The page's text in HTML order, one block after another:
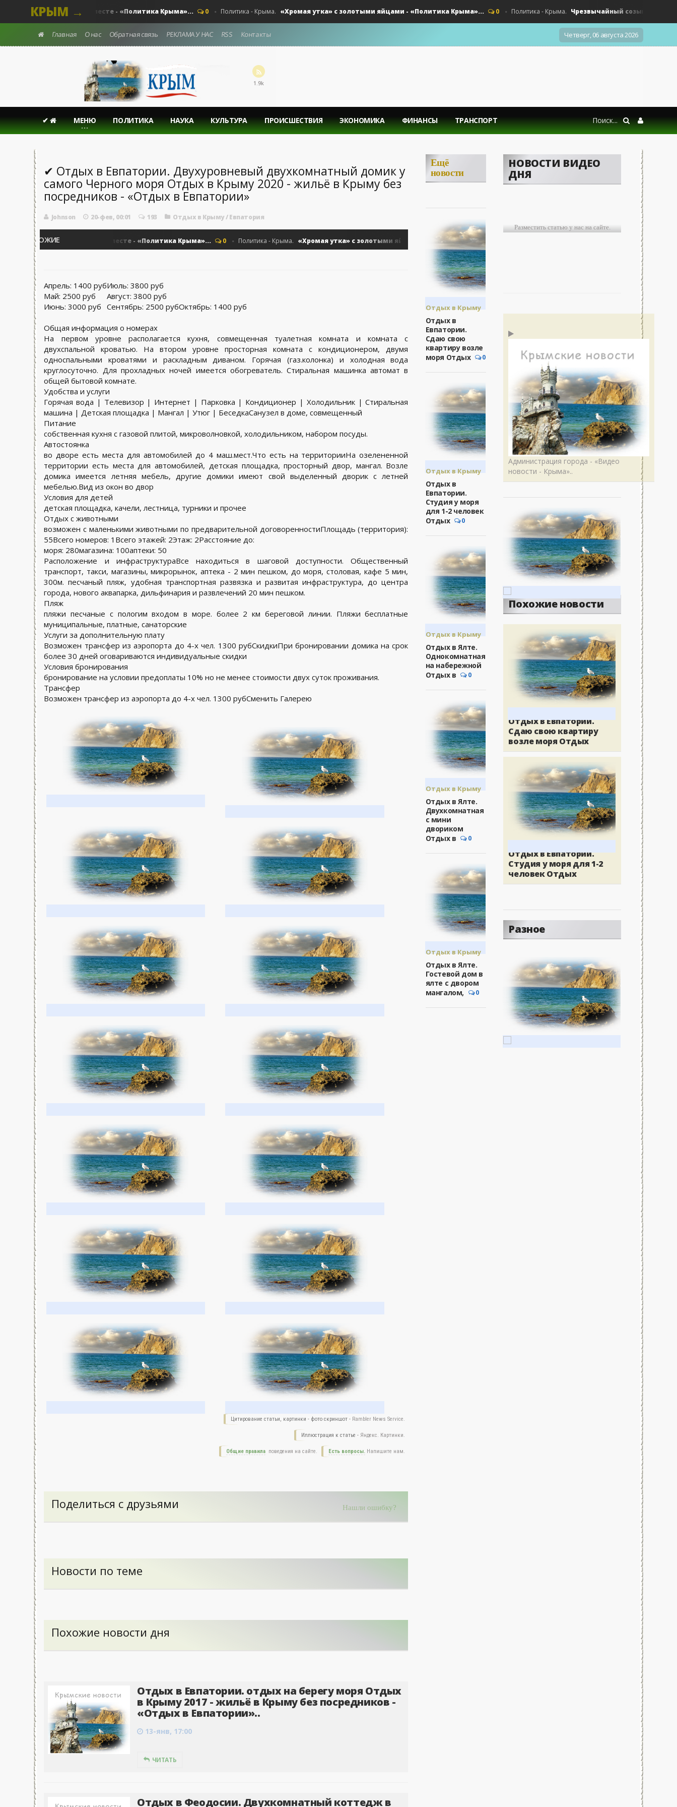
КРЫМ →
Выстоим. Вместе - «Политика Крыма»... 0 Политика - Крыма. «Хромая утка» с золотыми яйцами - «Политика Крыма»... 0 Политика - Крыма. Чрезвычайный созыв - «Политика
Четверг, 06 августа 2026
Главная О нас Обратная связь РЕКЛАМА У НАС RSS Контакты
1.9k
✔ МЕНЮ ПОЛИТИКА НАУКА КУЛЬТУРА ПРОИСШЕСТВИЯ ЭКОНОМИКА ФИНАНСЫ ТРАНСПОРТ
✔ Отдых в Евпатории. Двухуровневый двухкомнатный домик у
самого Черного моря Отдых в Крыму 2020 - жильё в Крыму без
посредников - «Отдых в Евпатории»
Johnson 20-фев, 00:01 193 Отдых в Крыму/Евпатория
ПОХОЖИЕ
- Крыма. Выстоим. Вместе - «Политика Крыма»... 0 Политика - Крыма. «Хромая утка» с золотыми яйцами - «Политика Крыма»... Чрезвычайный созыв -
Апрель: 1400 руб
Май: 2500 руб
Июнь: 3000 руб
Июль: 3800 руб
Август: 3800 руб
Сентябрь: 2500 рубОктябрь: 1400 руб
Общая информация о номерах
На первом уровне располагается кухня, совмещенная туалетная комната и комната с
двухспальной кроватью. На втором уровне просторная комната с кондиционером, двумя
односпальными кроватями и раскладным диваном. Горячая (газ.колонка) и холодная вода
круглосуточно. Для прохладных ночей имеется обогреватель. Стиральная машинка автомат в
общей бытовой комнате.
Удобства и услуги
Горячая вода | Телевизор | Интернет | Парковка | Кондиционер | Холодильник | Стиральная
машина | Детская площадка | Мангал | Утюг | БеседкаСанузел в доме, совмещенный
Питание
собственная кухня с газовой плитой, микроволновкой, холодильником, набором посуды.
Автостоянка
во дворе есть места для автомобилей до 4 маш.мест.Что есть на территорииНа озелененной
территории есть места для автомобилей, детская площадка, просторный двор, мангал. Возле
домика имеется летняя мебель, другие домики имеют свой выделенный дворик с летней
мебелью.Вид из окон во двор
Условия для детей
детская площадка, качели, лестница, турники и прочее
Отдых с животными
возможен с маленькими животными по предварительной договоренностиПлощадь (территория):
55Всего номеров: 1 Всего этажей: 2Этаж: 2Расстояние до:
моря: 280магазина: 100аптеки: 50
Расположение и инфраструктураВсе находиться в шаговой доступности. Общественный
транспорт, такси, магазины, микрорынок, аптека - 2 мин пешком, до моря, столовая, кафе 5 мин,
300м. песчаный пляж, удобная транспортная развязка и развитая инфраструктура, до центра
города, нового аквапарка, дильфинария и развлечений 20 мин пешком.
Пляж
пляжи песчаные с пологим входом в море. более 2 км береговой линии. Пляжи бесплатные
муниципальные, платные, санаторские
Услуги за дополнительную плату
Возможен трансфер из аэропорта до 4-х чел. 1300 рубСкидкиПри бронировании домика на срок
более 30 дней оговариваются индивидуальные скидки
Условия бронирования
бронирование на условии предоплаты 10% но не менее стоимости двух суток проживания.
Трансфер
Возможен трансфер из аэропорта до 4-х чел. 1300 рубСменить Галерею
Цитирование статьи, картинки - фото скриншот - Rambler News Service.
Иллюстрация к статье - Яндекс. Картинки.
Есть вопросы. Напишите нам.
Общие правила поведения на сайте.
Поделиться с друзьями Нашли ошибку?
Новости по теме
Похожие новости дня
Отдых в Евпатории. отдых на берегу моря Отдых
в Крыму 2017 - жильё в Крыму без посредников -
«Отдых в Евпатории»..
13-янв, 17:00
ЧИТАТЬ
Отдых в Феодосии. Двухкомнатный коттедж в
Ещё
новости
Отдых в Крыму
/Евпатория
Отдых в
Евпатории.
Сдаю свою
квартиру возле
моря Отдых
0
Отдых в Крыму
/Евпатория
Отдых в
Евпатории.
Студия у моря
для 1-2 человек
Отдых
0
Отдых в Крыму
/Ялта
Отдых в Ялте.
Однокомнатная
на набережной
Отдых в
0
Отдых в Крыму
/Ялта
Отдых в Ялте.
Двухкомнатная
с мини
двориком
Отдых в
0
Отдых в Крыму
/Ялта
Отдых в Ялте.
Гостевой дом в
ялте с двором
мангалом,
0
НОВОСТИ ВИДЕО
ДНЯ
Разместить статью у нас на сайте.
Администрация города - «Видео
новости - Крыма»..
Похожие новости
Отдых в Евпатории.
Сдаю свою квартиру
возле моря Отдых
Отдых в Евпатории.
Студия у моря для 1-2
человек Отдых
Разное